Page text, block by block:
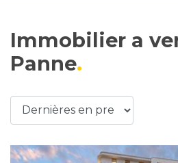
Immobilier a
Panne